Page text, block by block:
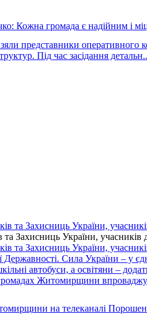
представники оперативного
Під час засідання
Захисниць України, учасників
на телеканалі